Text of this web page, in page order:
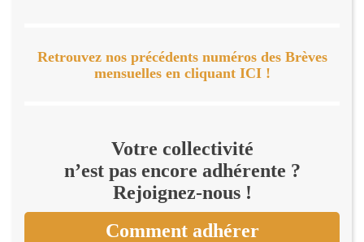
Retrouvez nos précédents numéros des Brèves
mensuelles en cliquant ICI !
Votre collectivité
n’est pas encore adhérente ?
Rejoignez-nous !
Comment adhérer